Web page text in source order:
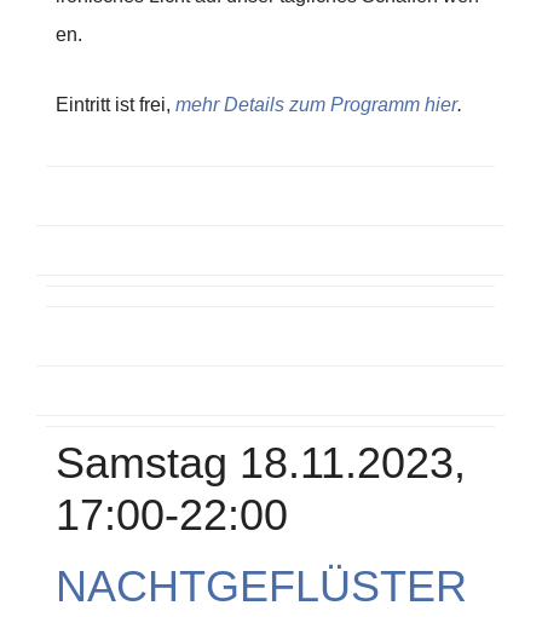
en.
Eintritt ist frei,mehr Details zum Programm hier.
Samstag 18.11.2023,
17:00-22:00
NACHTGEFLÜSTER